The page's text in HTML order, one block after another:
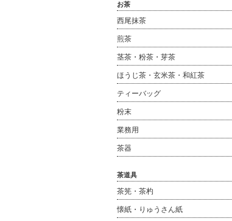
お茶
西尾抹茶
煎茶
茎茶・粉茶・芽茶
ほうじ茶・玄米茶・和紅茶
ティーバッグ
粉末
業務用
茶器
茶道具
茶筅・茶杓
懐紙・りゅうさん紙